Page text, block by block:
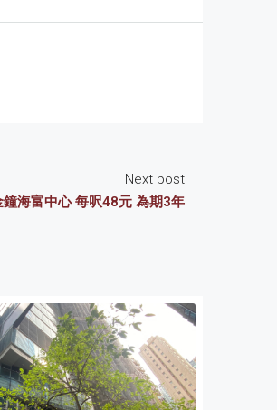
Next post
海富中心 每呎48元 為期3年